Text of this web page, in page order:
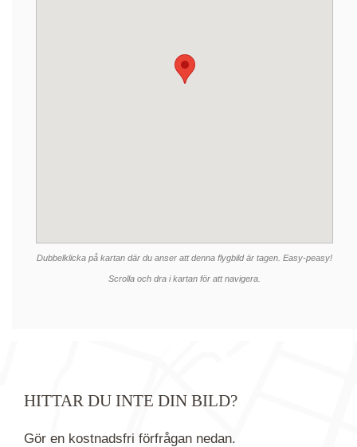
Dubbelklicka på kartan där du anser att denna flygbild är tagen. Easy-peasy!
Scrolla och dra i kartan för att navigera.
HITTAR DU INTE DIN BILD?
Gör en kostnadsfri förfrågan nedan.